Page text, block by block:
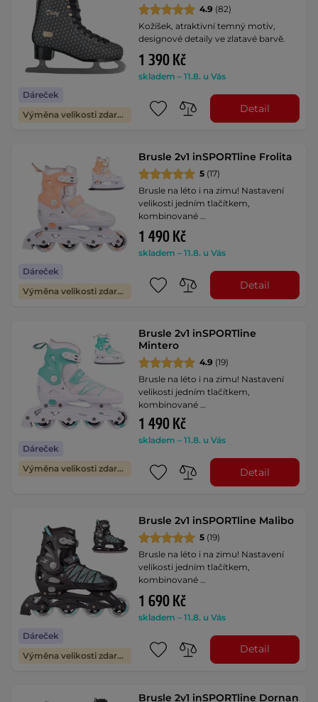
Dáreček
Výměna velikosti zdarma
4.9 (82)
Kožíšek, atraktivní temný motiv,
designové detaily ve zlatavé barvě.
1 390 Kč
skladem – 11.8. u Vás
Detail
Dáreček
Výměna velikosti zdarma
Brusle 2v1 inSPORTline Frolita
5 (17)
Brusle na léto i na zimu! Nastavení
velikosti jedním tlačítkem,
kombinované …
1 490 Kč
skladem – 11.8. u Vás
Detail
Dáreček
Výměna velikosti zdarma
Brusle 2v1 inSPORTline
Mintero
4.9 (19)
Brusle na léto i na zimu! Nastavení
velikosti jedním tlačítkem,
kombinované …
1 490 Kč
skladem – 11.8. u Vás
Detail
Dáreček
Výměna velikosti zdarma
Brusle 2v1 inSPORTline Malibo
5 (19)
Brusle na léto i na zimu! Nastavení
velikosti jedním tlačítkem,
kombinované …
1 690 Kč
skladem – 11.8. u Vás
Detail
Brusle 2v1 inSPORTline Dornan